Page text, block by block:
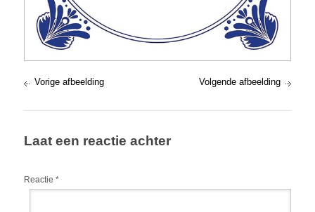
Vorige afbeelding Volgende afbeelding
Laat een reactie achter
Reactie *